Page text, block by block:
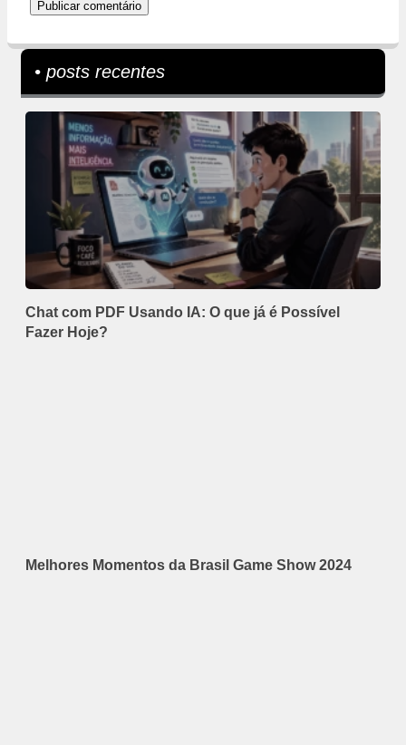
• posts recentes
Chat com PDF Usando IA: O que já é Possível
Fazer Hoje?
Melhores Momentos da Brasil Game Show 2024